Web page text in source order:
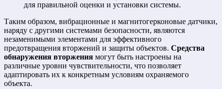
для правильной оценки и установки системы.
Таким образом, вибрационные и магнитогерконовые датчики,
наряду с другими системами безопасности, являются
незаменимыми элементами для эффективного
предотвращения вторжений и защиты объектов. Средства
обнаружения вторжения могут быть настроены на
различные уровни чувствительности, что позволяет
адаптировать их к конкретным условиям охраняемого
объекта.